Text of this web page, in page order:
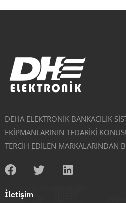
DEHA ELEKTRONİK BANKACILIK
EKİPMANLARININ TEDARİKİ
TERCİH EDİLEN MARKALARINDAN
İletişim